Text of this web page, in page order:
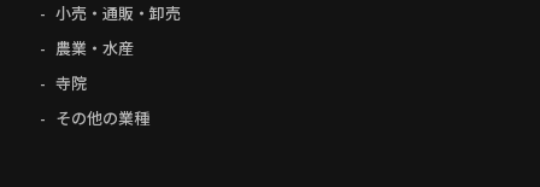
小売・通販・卸売
農業・水産
寺院
その他の業種